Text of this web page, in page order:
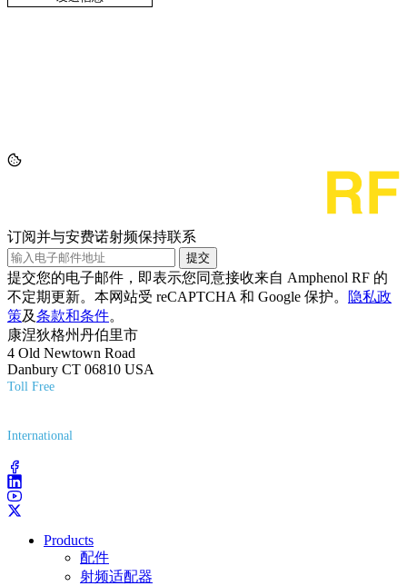
订阅并与安费诺射频保持联系
提交
提交您的电子邮件，即表示您同意接收来自 Amphenol RF 的
不定期更新。本网站受 reCAPTCHA 和 Google 保护。
隐私政
策及条款和条件。
康涅狄格州丹伯里市
4 Old Newtown Road
Danbury CT 06810 USA
Toll Free
International
Products
配件
射频适配器